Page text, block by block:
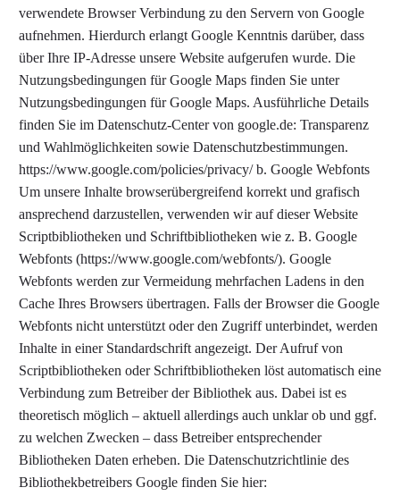
verwendete Browser Verbindung zu den Servern von Google
aufnehmen. Hierdurch erlangt Google Kenntnis darüber, dass
über Ihre IP-Adresse unsere Website aufgerufen wurde. Die
Nutzungsbedingungen für Google Maps finden Sie unter
Nutzungsbedingungen für Google Maps. Ausführliche Details
finden Sie im Datenschutz-Center von google.de: Transparenz
und Wahlmöglichkeiten sowie Datenschutzbestimmungen.
https://www.google.com/policies/privacy/ b. Google Webfonts
Um unsere Inhalte browserübergreifend korrekt und grafisch
ansprechend darzustellen, verwenden wir auf dieser Website
Scriptbibliotheken und Schriftbibliotheken wie z. B. Google
Webfonts (https://www.google.com/webfonts/). Google
Webfonts werden zur Vermeidung mehrfachen Ladens in den
Cache Ihres Browsers übertragen. Falls der Browser die Google
Webfonts nicht unterstützt oder den Zugriff unterbindet, werden
Inhalte in einer Standardschrift angezeigt. Der Aufruf von
Scriptbibliotheken oder Schriftbibliotheken löst automatisch eine
Verbindung zum Betreiber der Bibliothek aus. Dabei ist es
theoretisch möglich – aktuell allerdings auch unklar ob und ggf.
zu welchen Zwecken – dass Betreiber entsprechender
Bibliotheken Daten erheben. Die Datenschutzrichtlinie des
Bibliothekbetreibers Google finden Sie hier: